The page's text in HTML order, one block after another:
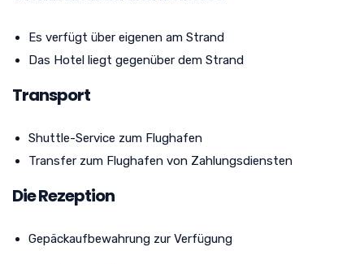
Es verfügt über eigenen am Strand
Das Hotel liegt gegenüber dem Strand
Transport
Shuttle-Service zum Flughafen
Transfer zum Flughafen von Zahlungsdiensten
Die Rezeption
Gepäckaufbewahrung zur Verfügung